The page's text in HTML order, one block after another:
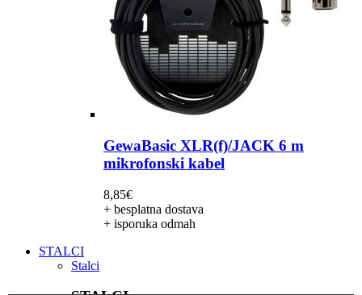
GewaBasic XLR(f)/JACK 6 m
mikrofonski kabel
8,85€
+ besplatna dostava
+ isporuka odmah
STALCI
Stalci